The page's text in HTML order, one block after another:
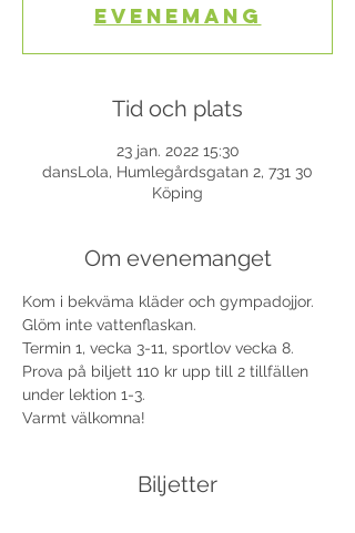
evenemang
Tid och plats
23 jan. 2022 15:30
dansLola, Humlegårdsgatan 2, 731 30
Köping
Om evenemanget
Kom i bekväma kläder och gympadojjor.
Glöm inte vattenflaskan.
Termin 1, vecka 3-11, sportlov vecka 8.
Prova på biljett 110 kr upp till 2 tillfällen
under lektion 1-3.
Varmt välkomna!
Biljetter